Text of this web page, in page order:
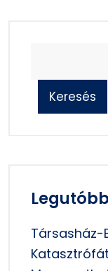
Keresés
Társasház-